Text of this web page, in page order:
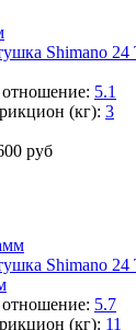
Shimano 24
5.1
(кг): 3
руб
Shimano 24
5.7
(кг): 11